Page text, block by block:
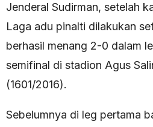
Jenderal Sudirman, setelah
Laga adu pinalti dilakukan
berhasil menang 2-0 dalam
semifinal di stadion Agus
(1601/2016).
Sebelumnya di leg pertama